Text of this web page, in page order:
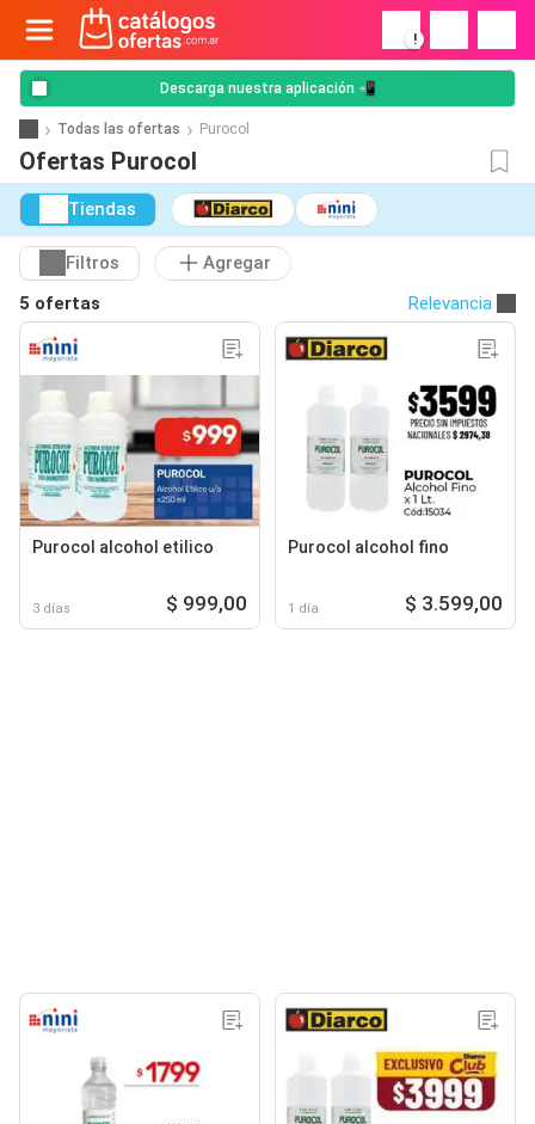
!
Descarga nuestra aplicación 📲
Todas las ofertas Purocol
Ofertas Purocol
Tiendas
Filtros
Agregar
5 ofertas
Relevancia
Purocol alcohol etilico
3 días $ 999,00
Purocol alcohol fino
1 día $ 3.599,00